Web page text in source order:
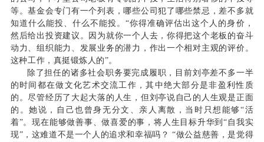
等。基金会专门有一个列表，哪些公司犯了哪些禁忌，差不多就
知道什么能投、什么不能投。“你得准确评估出这个人的身价，
然后给出投资建议。因为就你一个人去，你得把这个老板的奋斗
动力、组织能力、发展业务的潜力，作出一个相对主观的评价。
这种工作，真挺锻炼人的”。
除了担任的诸多社会职务要完成履职，目前刘亭差不多一半
的时间都在做文化艺术交流工作，其中绝大部分是非盈利性质
的。尽管经历了大起大落的人生，但刘亭说自己的人生观是正面
的。她说，自己也曾身无分文、亲人离散，当时只想能够“活
着”。现在能够做善事、做喜爱的事，将人生目标升华到“自我实
现”，这难道不是一个人的追求和幸福吗？ “做公益慈善，是觉得